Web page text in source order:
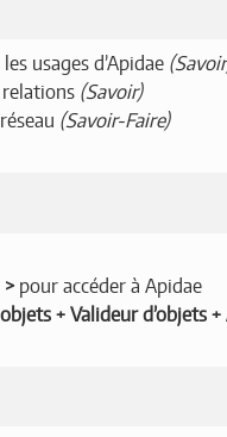
usages d’Apidae
(Savoir)
(Savoir-Faire)
pour accéder à Apidae
+ Valideur d’objets